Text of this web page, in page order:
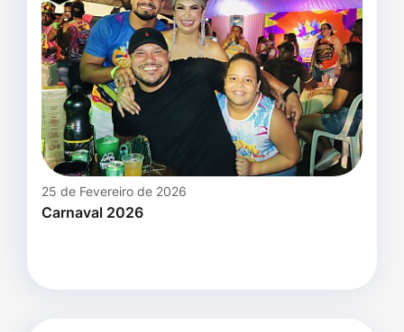
25 de Fevereiro de 2026
Carnaval 2026